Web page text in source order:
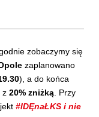
zobaczymy się
zaplanowano
), a do końca
z 20% zniżką. Przy
#IDĘnaŁKS i nie